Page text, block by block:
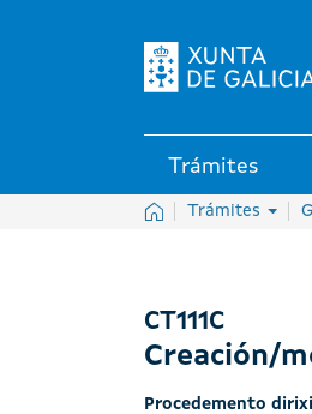
Trámites
InicioTrámites
CT111C
Creación/
Procedemento